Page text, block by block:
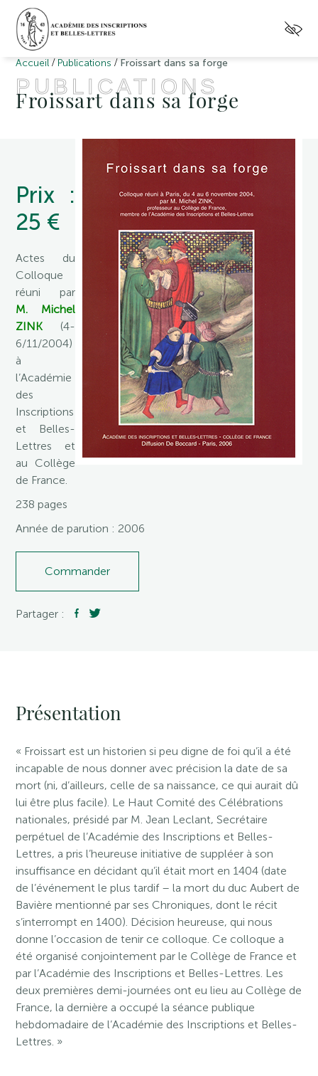
Accueil / Publications / Froissart dans sa forge
PUBLICATIONS
Froissart dans sa forge
Prix :
25 €
Actes du
Colloque
réuni par
M. Michel
ZINK (4-
6/11/2004)
à
l’Académie
des
Inscriptions
et Belles-
Lettres et
au Collège
de France.
238 pages
Année de parution : 2006
Commander
Partager :
Présentation
« Froissart est un historien si peu digne de foi qu’il a été
incapable de nous donner avec précision la date de sa
mort (ni, d’ailleurs, celle de sa naissance, ce qui aurait dû
lui être plus facile). Le Haut Comité des Célébrations
nationales, présidé par M. Jean Leclant, Secrétaire
perpétuel de l’Académie des Inscriptions et Belles-
Lettres, a pris l’heureuse initiative de suppléer à son
insuffisance en décidant qu’il était mort en 1404 (date
de l’événement le plus tardif – la mort du duc Aubert de
Bavière mentionné par ses Chroniques, dont le récit
s’interrompt en 1400). Décision heureuse, qui nous
donne l’occasion de tenir ce colloque. Ce colloque a
été organisé conjointement par le Collège de France et
par l’Académie des Inscriptions et Belles-Lettres. Les
deux premières demi-journées ont eu lieu au Collège de
France, la dernière a occupé la séance publique
hebdomadaire de l’Académie des Inscriptions et Belles-
Lettres. »